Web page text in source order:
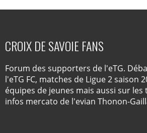
CROIX DE SAVOIE FANS
Forum des supporters de l'eTG.
l'eTG FC, matches de Ligue 2 saison
équipes de jeunes mais aussi sur les
infos mercato de l'evian Thonon-